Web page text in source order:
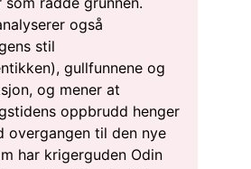
også
stil
gullfunnene og
og mener at
oppbrudd henger
overgangen til den nye
har krigerguden Odin